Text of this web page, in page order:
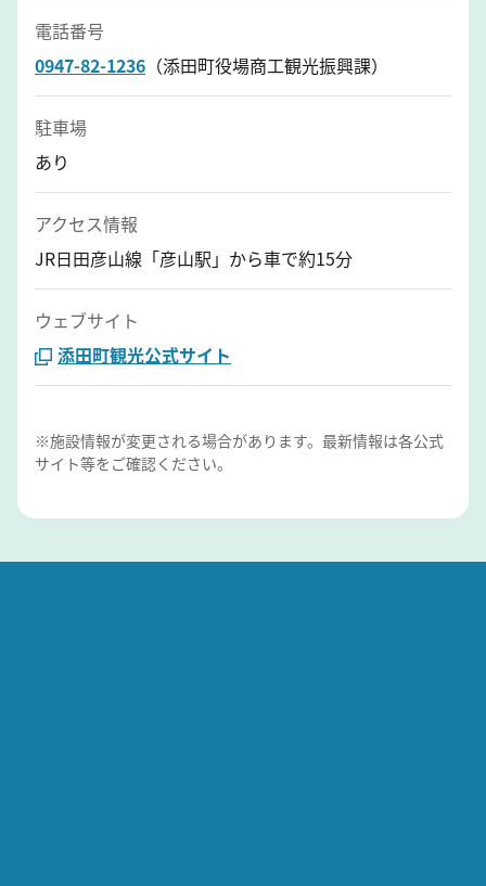
電話番号
0947-82-1236 （添田町役場商工観光振興課）
駐車場
あり
アクセス情報
JR日田彦山線「彦山駅」から車で約15分
ウェブサイト
添田町観光公式サイト
※施設情報が変更される場合があります。最新情報は各公式
サイト等をご確認ください。